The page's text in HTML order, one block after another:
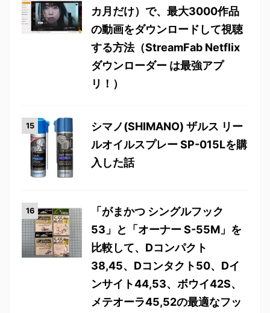
カ月だけ）で、最大3000作品
の動画をダウンロードして視聴
する方法（StreamFab Netflix
ダウンローダー は最強アプ
リ！）
シマノ(SHIMANO) ザルス リー
ルオイルスプレー SP-015Lを購
入した話
「がまかつ シングルフック
53」と「オーナー S-55M」を
比較して、Dコンパクト
38,45、Dコンタクト50、Dイ
ンサイト44,53、ボウイ42S、
メテオーラ45,52の最適なフッ